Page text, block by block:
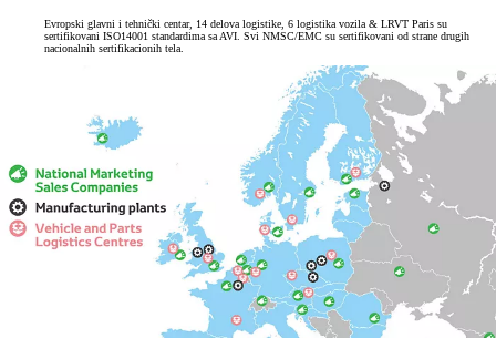
Evropski glavni i tehnički centar, 14 delova logistike, 6 logistika vozila & LRVT Paris su
sertifikovani ISO14001 standardima sa AVI. Svi NMSC/EMC su sertifikovani od strane drugih
nacionalnih sertifikacionih tela.